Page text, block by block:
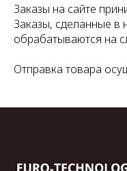
Заказы на сайте
Заказы, сделанные в
обрабатываются на
Отправка товара